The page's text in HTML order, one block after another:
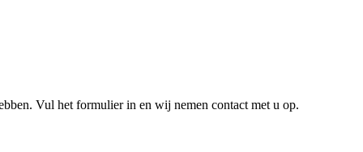
Vul het formulier in en wij nemen contact met u op.